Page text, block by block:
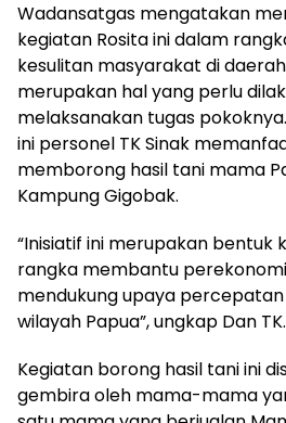
Wadansatgas mengatakan
kegiatan Rosita ini dalam
kesulitan masyarakat di
merupakan hal yang perlu
melaksanakan tugas
ini personel TK Sinak
memborong hasil tani mama
Kampung Gigobak.
“Inisiatif ini merupakan bentuk
rangka membantu
mendukung upaya
wilayah Papua”, ungkap Dan TK.
Kegiatan borong hasil tani ini
gembira oleh mama-mama